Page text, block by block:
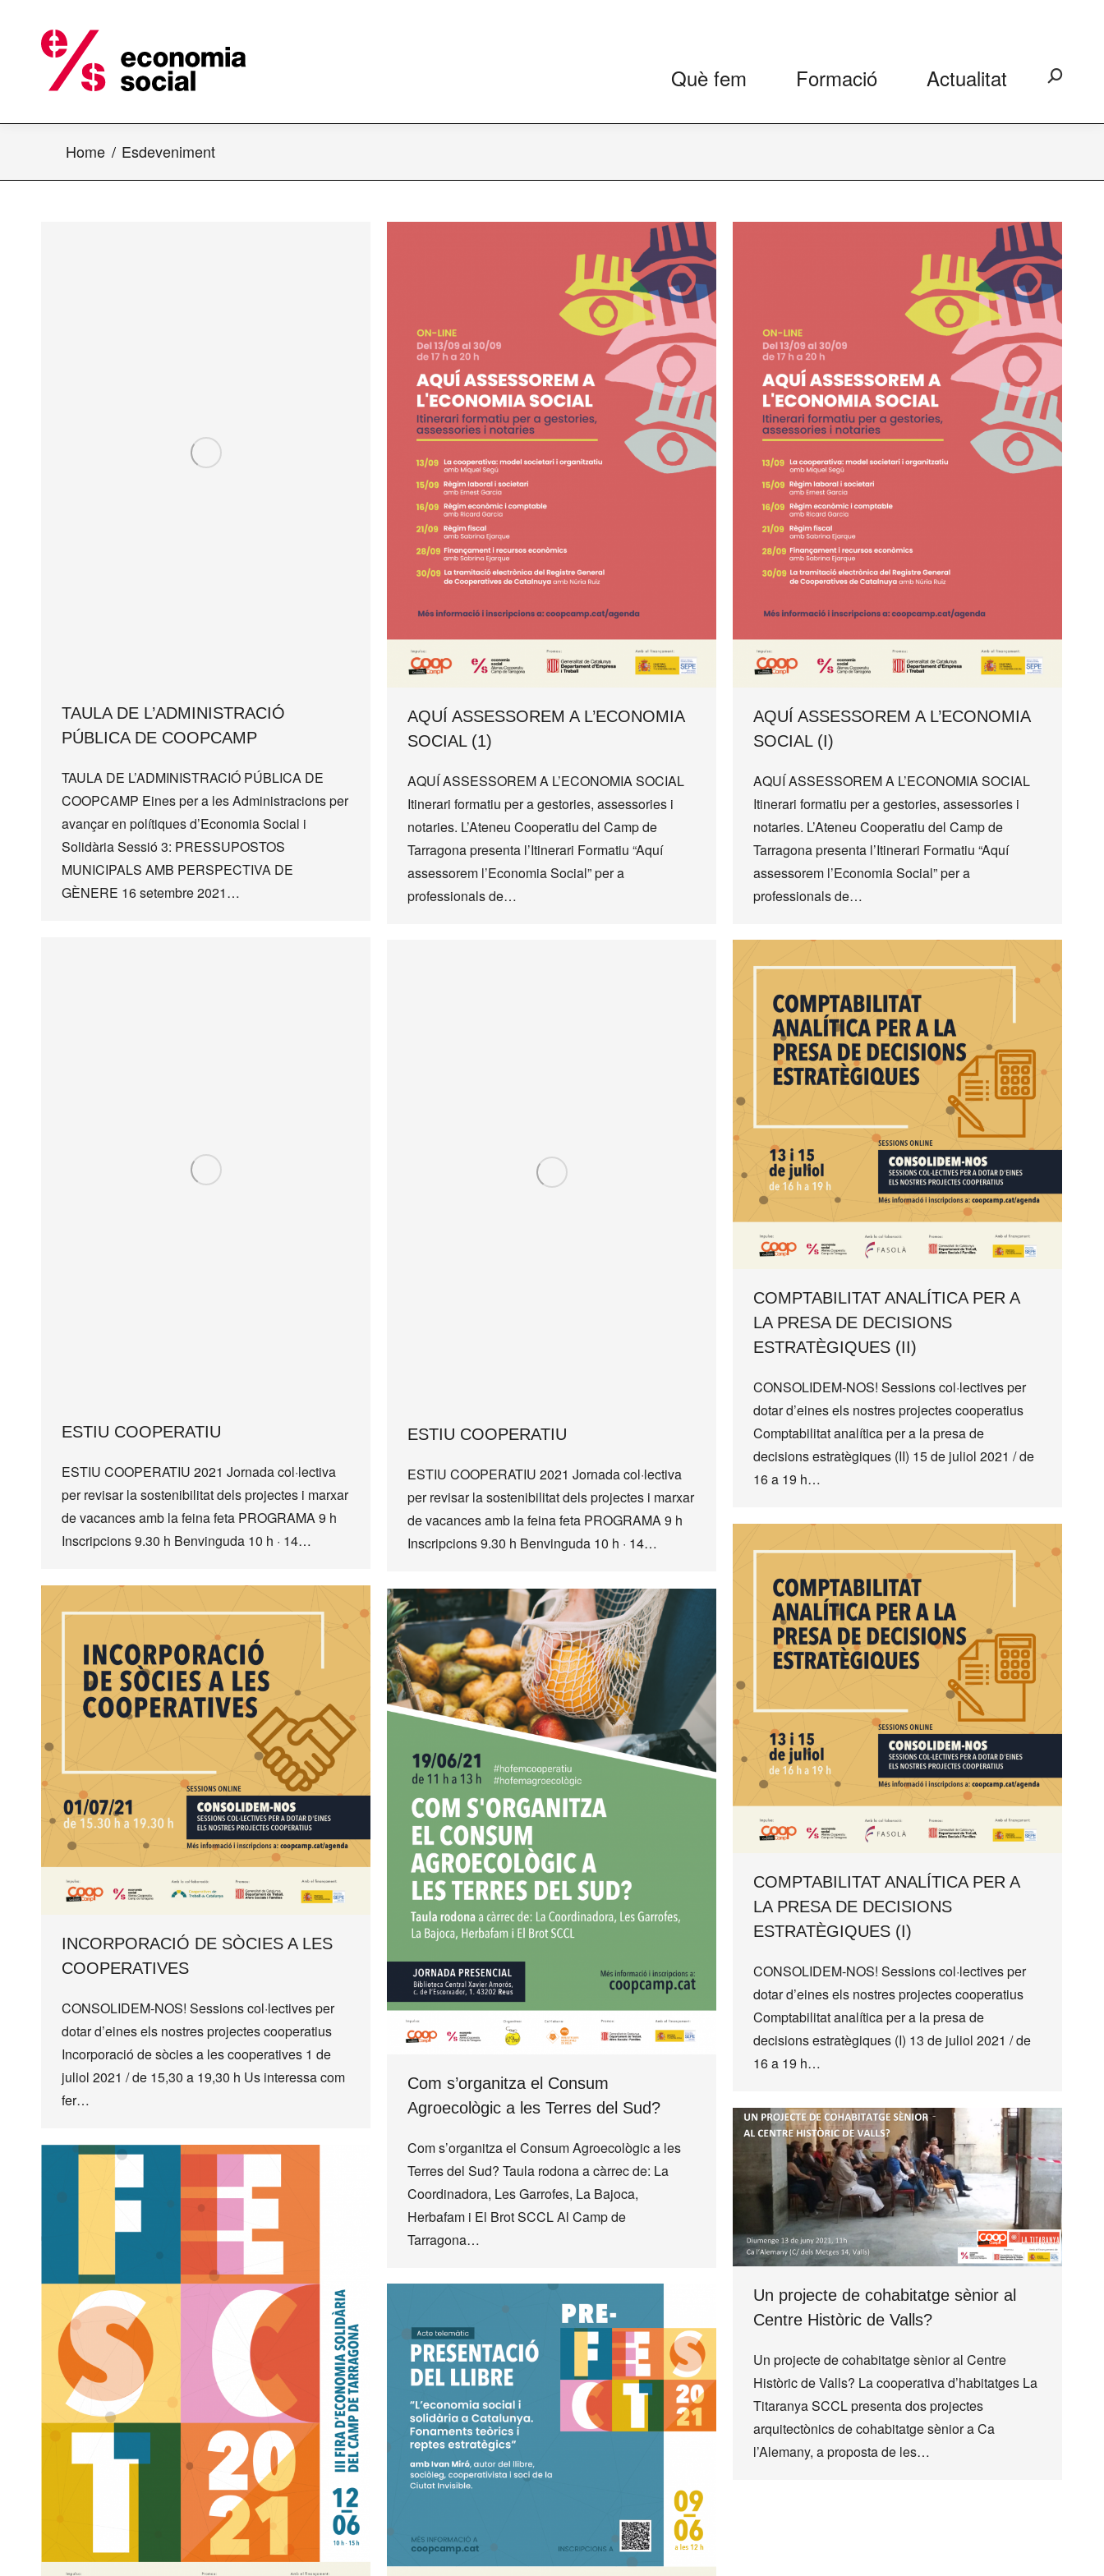
Què fem Formació Actualitat Search:
Home Esdeveniment
TAULA DE L’ADMINISTRACIÓ
PÚBLICA DE COOPCAMP
TAULA DE L’ADMINISTRACIÓ PÚBLICA DE
COOPCAMP Eines per a les Administracions per
avançar en polítiques d’Economia Social i
Solidària Sessió 3: PRESSUPOSTOS
MUNICIPALS AMB PERSPECTIVA DE
GÈNERE 16 setembre 2021…
AQUÍ ASSESSOREM A L’ECONOMIA
SOCIAL (1)
AQUÍ ASSESSOREM A L’ECONOMIA SOCIAL
Itinerari formatiu per a gestories, assessories i
notaries. L’Ateneu Cooperatiu del Camp de
Tarragona presenta l’Itinerari Formatiu “Aquí
assessorem l’Economia Social” per a
professionals de…
AQUÍ ASSESSOREM A L’ECONOMIA
SOCIAL (I)
AQUÍ ASSESSOREM A L’ECONOMIA SOCIAL
Itinerari formatiu per a gestories, assessories i
notaries. L’Ateneu Cooperatiu del Camp de
Tarragona presenta l’Itinerari Formatiu “Aquí
assessorem l’Economia Social” per a
professionals de…
ESTIU COOPERATIU
ESTIU COOPERATIU 2021 Jornada col·lectiva
per revisar la sostenibilitat dels projectes i marxar
de vacances amb la feina feta PROGRAMA 9 h
Inscripcions 9.30 h Benvinguda 10 h · 14…
ESTIU COOPERATIU
ESTIU COOPERATIU 2021 Jornada col·lectiva
per revisar la sostenibilitat dels projectes i marxar
de vacances amb la feina feta PROGRAMA 9 h
Inscripcions 9.30 h Benvinguda 10 h · 14…
COMPTABILITAT ANALÍTICA PER A
LA PRESA DE DECISIONS
ESTRATÈGIQUES (II)
CONSOLIDEM-NOS! Sessions col·lectives per
dotar d’eines els nostres projectes cooperatius
Comptabilitat analítica per a la presa de
decisions estratègiques (II) 15 de juliol 2021 / de
16 a 19 h…
COMPTABILITAT ANALÍTICA PER A
LA PRESA DE DECISIONS
ESTRATÈGIQUES (I)
CONSOLIDEM-NOS! Sessions col·lectives per
dotar d’eines els nostres projectes cooperatius
Comptabilitat analítica per a la presa de
decisions estratègiques (I) 13 de juliol 2021 / de
16 a 19 h…
INCORPORACIÓ DE SÒCIES A LES
COOPERATIVES
CONSOLIDEM-NOS! Sessions col·lectives per
dotar d’eines els nostres projectes cooperatius
Incorporació de sòcies a les cooperatives 1 de
juliol 2021 / de 15,30 a 19,30 h Us interessa com
fer…
Com s’organitza el Consum
Agroecològic a les Terres del Sud?
Com s’organitza el Consum Agroecològic a les
Terres del Sud? Taula rodona a càrrec de: La
Coordinadora, Les Garrofes, La Bajoca,
Herbafam i El Brot SCCL Al Camp de
Tarragona…
Un projecte de cohabitatge sènior al
Centre Històric de Valls?
Un projecte de cohabitatge sènior al Centre
Històric de Valls? La cooperativa d’habitatges La
Titaranya SCCL presenta dos projectes
arquitectònics de cohabitatge sènior a Ca
l’Alemany, a proposta de les…